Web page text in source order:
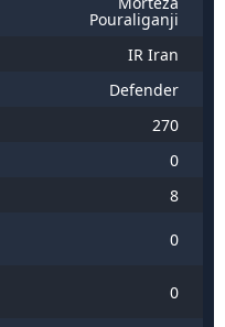
IR Iran
Defender
270
0
8
0
0
0